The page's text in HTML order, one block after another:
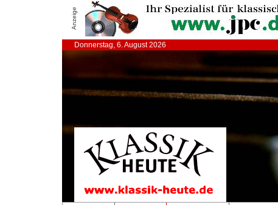
Anzeige
Donnerstag, 6. August 2026